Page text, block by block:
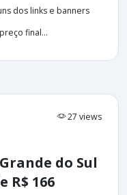
dos links e banners
final...
27 views
do Sul
R$ 166